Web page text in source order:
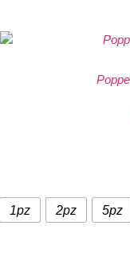
1pz 2pz 5pz